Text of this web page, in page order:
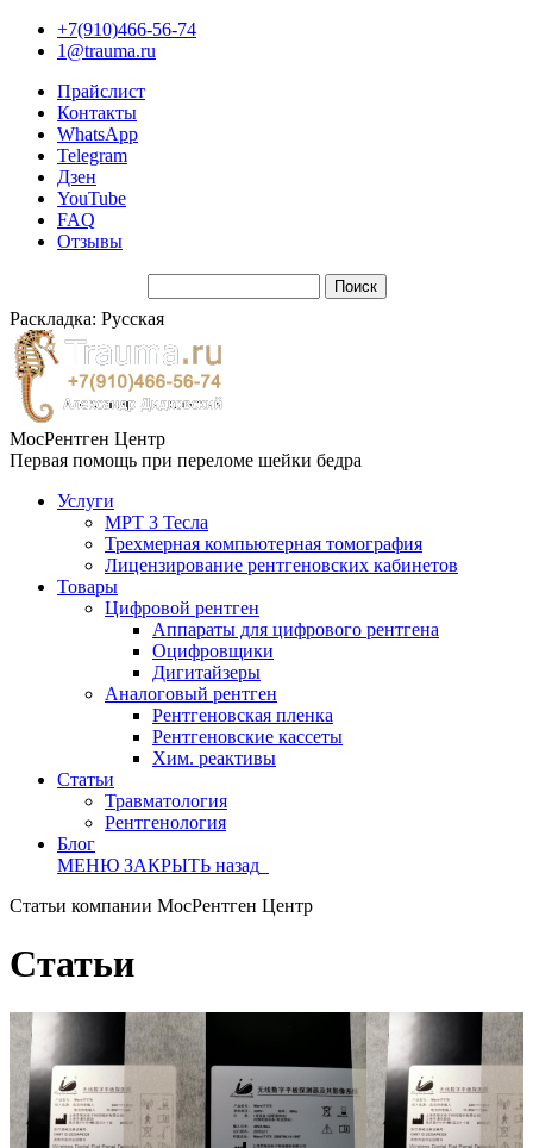
+7(910)466-56-74
1@trauma.ru
Прайслист
Контакты
WhatsApp
Telegram
Дзен
YouTube
FAQ
Отзывы
Раскладка: Русская
МосРентген Центр
Первая помощь при переломе шейки бедра
Услуги
МРТ 3 Тесла
Трехмерная компьютерная томография
Лицензирование рентгеновских кабинетов
Товары
Цифровой рентген
Аппараты для цифрового рентгена
Оцифровщики
Дигитайзеры
Аналоговый рентген
Рентгеновская пленка
Рентгеновские кассеты
Хим. реактивы
Статьи
Травматология
Рентгенология
Блог
МЕНЮ ЗАКРЫТЬ назад
Статьи компании МосРентген Центр
Статьи